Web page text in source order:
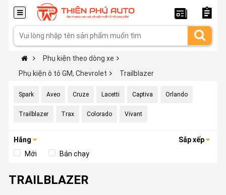
Phụ kiện theo dòng xe
Phụ kiện ô tô GM, Chevrolet
Trailblazer
Spark Aveo Cruze Lacetti Captiva Orlando
Trailblazer Trax Colorado Vivant
Hãng
Sắp xếp
Mới
Bán chạy
TRAILBLAZER